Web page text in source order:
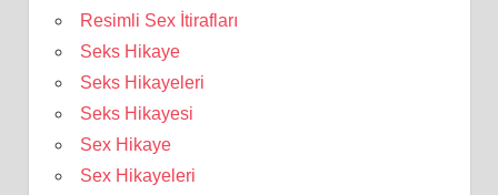
Resimli Sex İtirafları
Seks Hikaye
Seks Hikayeleri
Seks Hikayesi
Sex Hikaye
Sex Hikayeleri